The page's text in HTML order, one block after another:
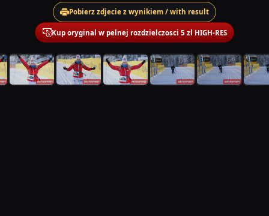
Pobierz zdjecie z wynikiem / with result
Kup oryginal w pelnej rozdzielczosci 5 zl HIGH-RES